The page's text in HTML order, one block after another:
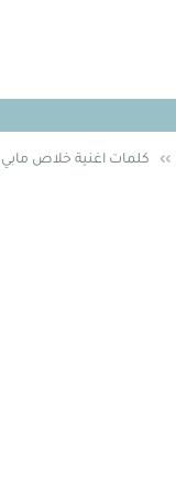
›› كلمات اغنية خلاص مابي